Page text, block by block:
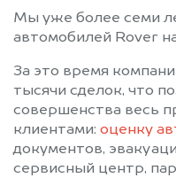
Мы уже более семи
автомобилей Rover
За это время
тысячи сделок, что
совершенства весь
клиентами: оценку
документов,
сервисный центр,